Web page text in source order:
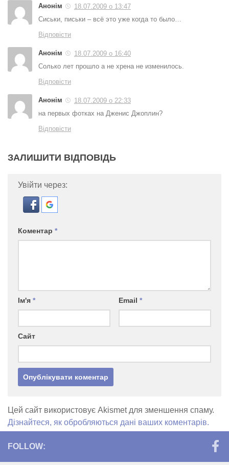
Анонім
18.07.2009 о 13:47
Сиськи, письки – всё это уже когда то было…
Відповісти
Анонім
18.07.2009 о 16:40
Cолько лет прошло а не хрена не изменилось.
Відповісти
Анонім
18.07.2009 о 22:33
на первых фотках на Дженис Джоплин?
Відповісти
ЗАЛИШИТИ ВІДПОВІДЬ
Увійти через:
Коментар *
Ім'я * Email *
Сайт
Цей сайт використовує Akismet для зменшення спаму.
Дізнайтеся, як обробляються дані ваших коментарів.
FOLLOW: